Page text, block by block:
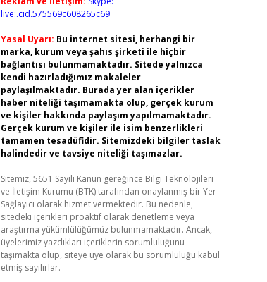
live:.cid.575569c608265c69
Yasal Uyarı: Bu internet sitesi, herhangi bir
marka, kurum veya şahıs şirketi ile hiçbir
bağlantısı bulunmamaktadır. Sitede yalnızca
kendi hazırladığımız makaleler
paylaşılmaktadır. Burada yer alan içerikler
haber niteliği taşımamakta olup, gerçek kurum
ve kişiler hakkında paylaşım yapılmamaktadır.
Gerçek kurum ve kişiler ile isim benzerlikleri
tamamen tesadüfidir. Sitemizdeki bilgiler taslak
halindedir ve tavsiye niteliği taşımazlar.
Sitemiz, 5651 Sayılı Kanun gereğince Bilgi Teknolojileri
ve İletişim Kurumu (BTK) tarafından onaylanmış bir Yer
Sağlayıcı olarak hizmet vermektedir. Bu nedenle,
sitedeki içerikleri proaktif olarak denetleme veya
araştırma yükümlülüğümüz bulunmamaktadır. Ancak,
üyelerimiz yazdıkları içeriklerin sorumluluğunu
taşımakta olup, siteye üye olarak bu sorumluluğu kabul
etmiş sayılırlar.